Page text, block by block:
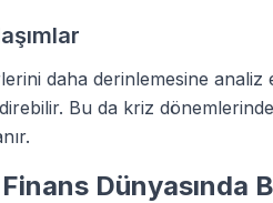
daha derinlemesine analiz
Bu da kriz
Dünyasında